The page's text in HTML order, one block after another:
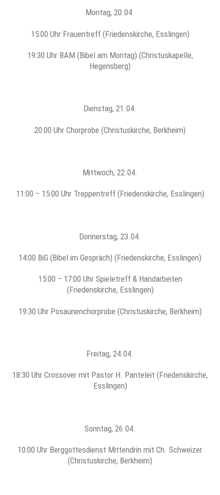
Montag, 20.04.
15:00 Uhr Frauentreff (Friedenskirche, Esslingen)
19:30 Uhr BAM (Bibel am Montag) (Christuskapelle,
Hegensberg)
Dienstag, 21.04.
20:00 Uhr Chorprobe (Christuskirche, Berkheim)
Mittwoch, 22.04.
11:00 – 15:00 Uhr Treppentreff (Friedenskirche, Esslingen)
Donnerstag, 23.04.
14:00 BiG (Bibel im Gespräch) (Friedenskirche, Esslingen)
15:00 – 17:00 Uhr Spieletreff & Handarbeiten
(Friedenskirche, Esslingen)
19:30 Uhr Posaunenchorprobe (Christuskirche, Berkheim)
Freitag, 24.04.
18:30 Uhr Crossover mit Pastor H. Panteleit (Friedenskirche,
Esslingen)
Sonntag, 26.04.
10:00 Uhr Berggottesdienst Mittendrin mit Ch. Schweizer
(Christuskirche, Berkheim)